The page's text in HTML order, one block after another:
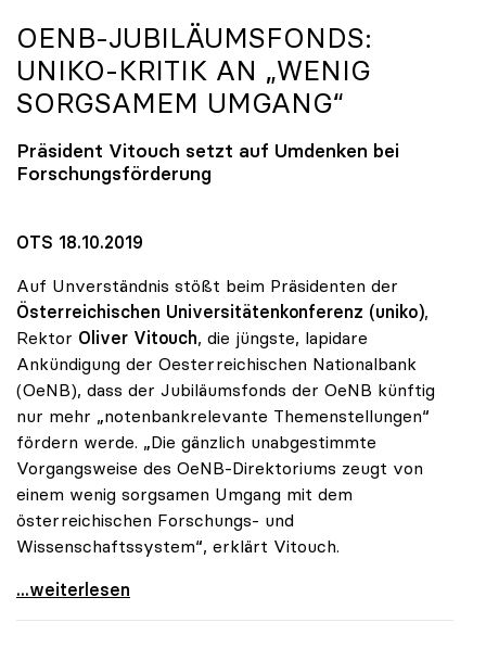
OENB-JUBILÄUMSFONDS:
UNIKO-KRITIK AN „WENIG
SORGSAMEM UMGANG“
Präsident Vitouch setzt auf Umdenken bei
Forschungsförderung
OTS 18.10.2019
Auf Unverständnis stößt beim Präsidenten der
Österreichischen Universitätenkonferenz (uniko),
Rektor Oliver Vitouch, die jüngste, lapidare
Ankündigung der Oesterreichischen Nationalbank
(OeNB), dass der Jubiläumsfonds der OeNB künftig
nur mehr „notenbankrelevante Themenstellungen“
fördern werde. „Die gänzlich unabgestimmte
Vorgangsweise des OeNB-Direktoriums zeugt von
einem wenig sorgsamen Umgang mit dem
österreichischen Forschungs- und
Wissenschaftssystem“, erklärt Vitouch.
OeNB-Jubiläumsfonds: uniko-Kritik an „wenig
...weiterlesen